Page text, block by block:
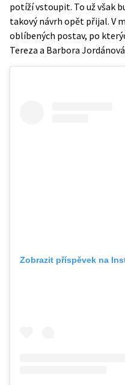
potíží vstoupit. To už však
takový návrh opět přijal. V
oblíbených postav, po
Tereza a Barbora
Zobrazit příspěvek na